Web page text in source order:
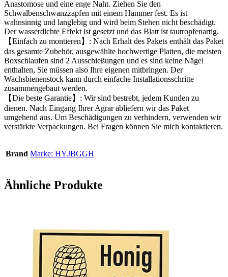
Anastomose und eine enge Naht. Ziehen Sie den
Schwalbenschwanzzapfen mit einem Hammer fest. Es ist
wahnsinnig und langlebig und wird beim Stehen nicht beschädigt.
Der wasserdichte Effekt ist gesetzt und das Blatt ist tautropfenartig.
【Einfach zu montieren】: Nach Erhalt des Pakets enthält das Paket
das gesamte Zubehör, ausgewählte hochwertige Platten, die meisten
Boxschlaufen sind 2 Ausschießungen und es sind keine Nägel
enthalten, Sie müssen also Ihre eigenen mitbringen. Der
Wachsbienenstock kann durch einfache Installationsschritte
zusammengebaut werden.
【Die beste Garantie】: Wir sind bestrebt, jedem Kunden zu
dienen. Nach Eingang Ihrer Agrar abliefern wir das Paket
umgehend aus. Um Beschädigungen zu verhindern, verwenden wir
verstärkte Verpackungen. Bei Fragen können Sie mich kontaktieren.
Brand Marke: HYJBGGH
Ähnliche Produkte